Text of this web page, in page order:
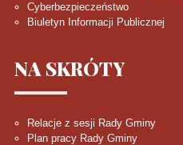
Cyberbezpieczeństwo
Biuletyn Informacji Publicznej
NA SKRÓTY
Relacje z sesji Rady Gminy
Plan pracy Rady Gminy